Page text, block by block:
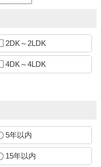
2DK～2LDK
4DK～4LDK
5年以内
15年以内